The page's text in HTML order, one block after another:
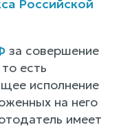
Российской
за совершение
есть
исполнение
на него
имеет